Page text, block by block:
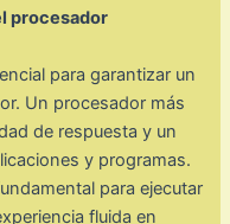
procesador
para garantizar un
Un procesador más
de respuesta y un
y programas.
para ejecutar
fluida en